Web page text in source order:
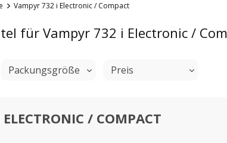
Vampyr 732 i Electronic / Compact
für Vampyr 732 i Electronic /
Packungsgröße Preis
/ COMPACT